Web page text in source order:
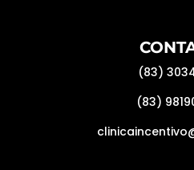
(83)
(83)